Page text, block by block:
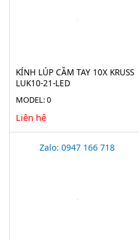
KÍNH LÚP CẦM TAY 10X KRUSS
LUK10-21-LED
MODEL: 0
Liên hệ
Zalo: 0947 166 718